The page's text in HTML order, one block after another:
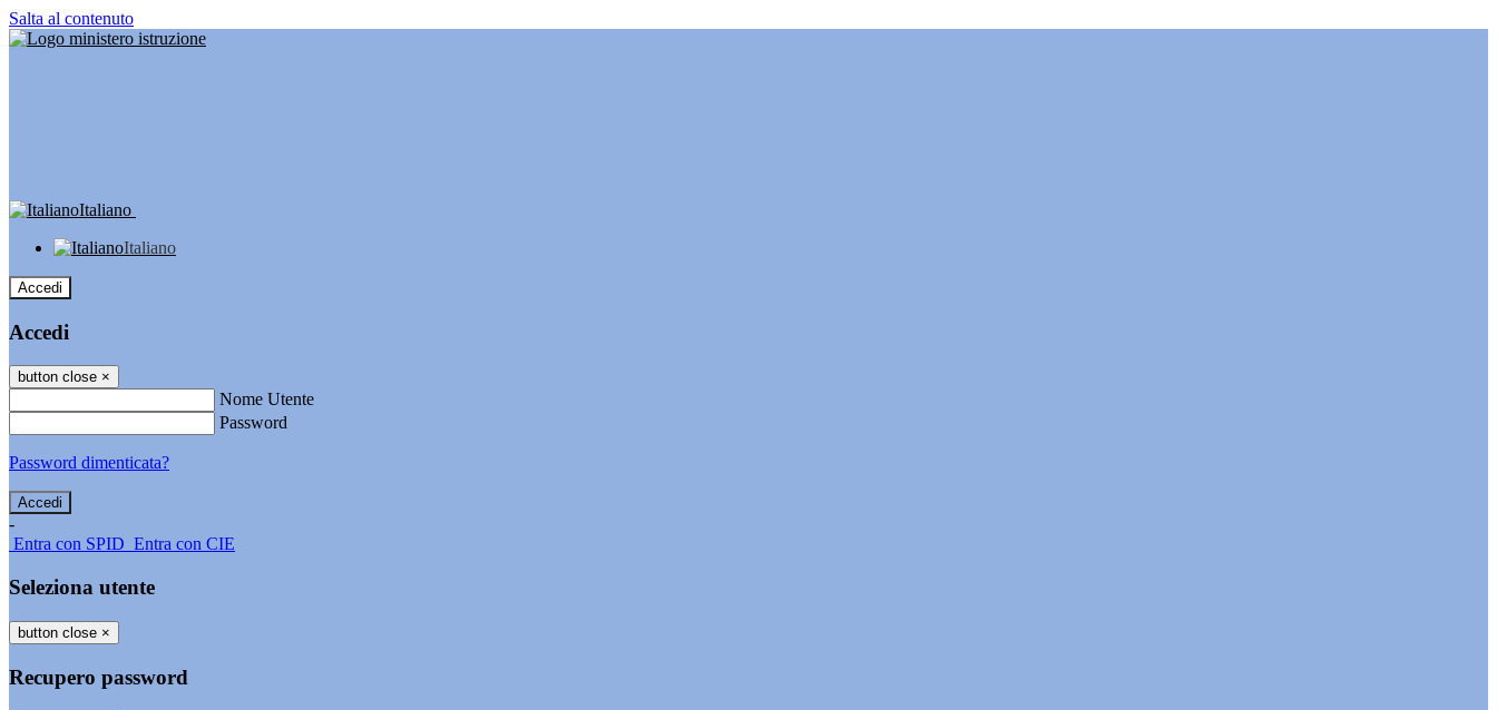
Salta al contenuto
Italiano
Italiano
Accedi
Accedi
button close ×
Nome Utente
Password
Password dimenticata?
-
Entra con SPID Entra con CIE
Seleziona utente
button close ×
Recupero password